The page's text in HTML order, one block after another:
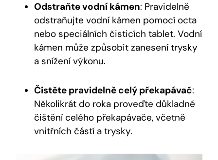
Odstraňte vodní kámen: Pravidelně
odstraňujte vodní kámen pomocí octa
nebo speciálních čisticích tablet. Vodní
kámen může způsobit zanesení trysky
a snížení výkonu.
Čistěte pravidelně celý překapávač:
Několikrát do roka proveďte důkladné
čištění celého překapávače, včetně
vnitřních částí a trysky.